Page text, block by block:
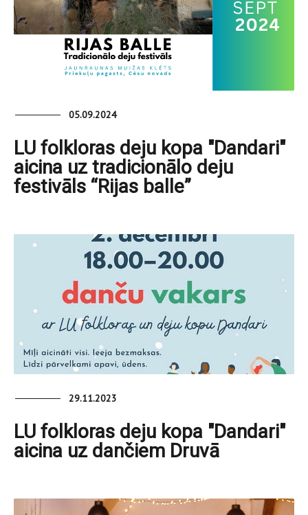
05.09.2024
LU folkloras deju kopa "Dandari"
aicina uz tradicionālo deju
festivāls “Rijas balle”
29.11.2023
LU folkloras deju kopa "Dandari"
aicina uz dančiem Druvā